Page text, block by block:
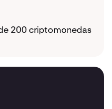
200 criptomonedas